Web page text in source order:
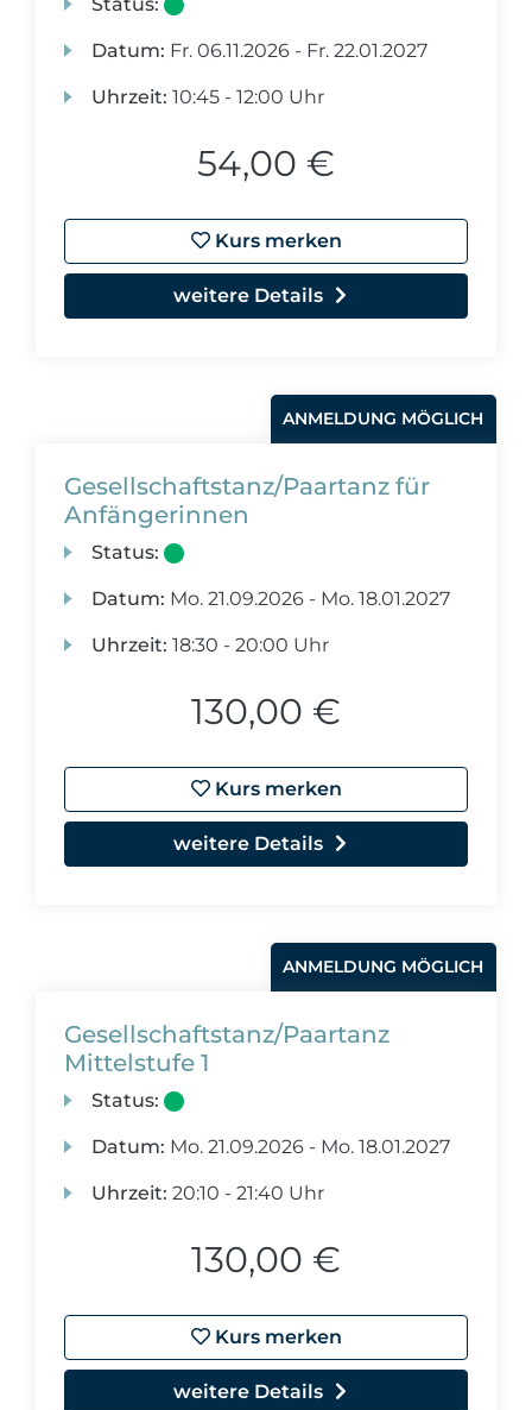
Datum: Fr. 06.11.2026 - Fr. 22.01.2027
Uhrzeit: 10:45 - 12:00 Uhr
54,00 €
Kurs merken
weitere Details
ANMELDUNG MÖGLICH
Gesellschaftstanz/Paartanz für
Anfängerinnen
Status:
Datum: Mo. 21.09.2026 - Mo. 18.01.2027
Uhrzeit: 18:30 - 20:00 Uhr
130,00 €
Kurs merken
weitere Details
ANMELDUNG MÖGLICH
Gesellschaftstanz/Paartanz
Mittelstufe 1
Status:
Datum: Mo. 21.09.2026 - Mo. 18.01.2027
Uhrzeit: 20:10 - 21:40 Uhr
130,00 €
Kurs merken
weitere Details